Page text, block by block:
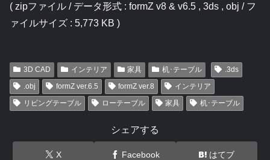
( zipファイル / データ形式 : formZ v8 & v6.5 , 3ds , obj / フ
ァイルサイズ : 5,773 KB )
3D CAD インテリア 家具 机･テーブル
.3ds
.obj
formZ ver.6.5 formZ ver.8
インテリア
リビングテーブル
ローテーブル 家具 机･テーブル
シェアする
X Facebook はてブ